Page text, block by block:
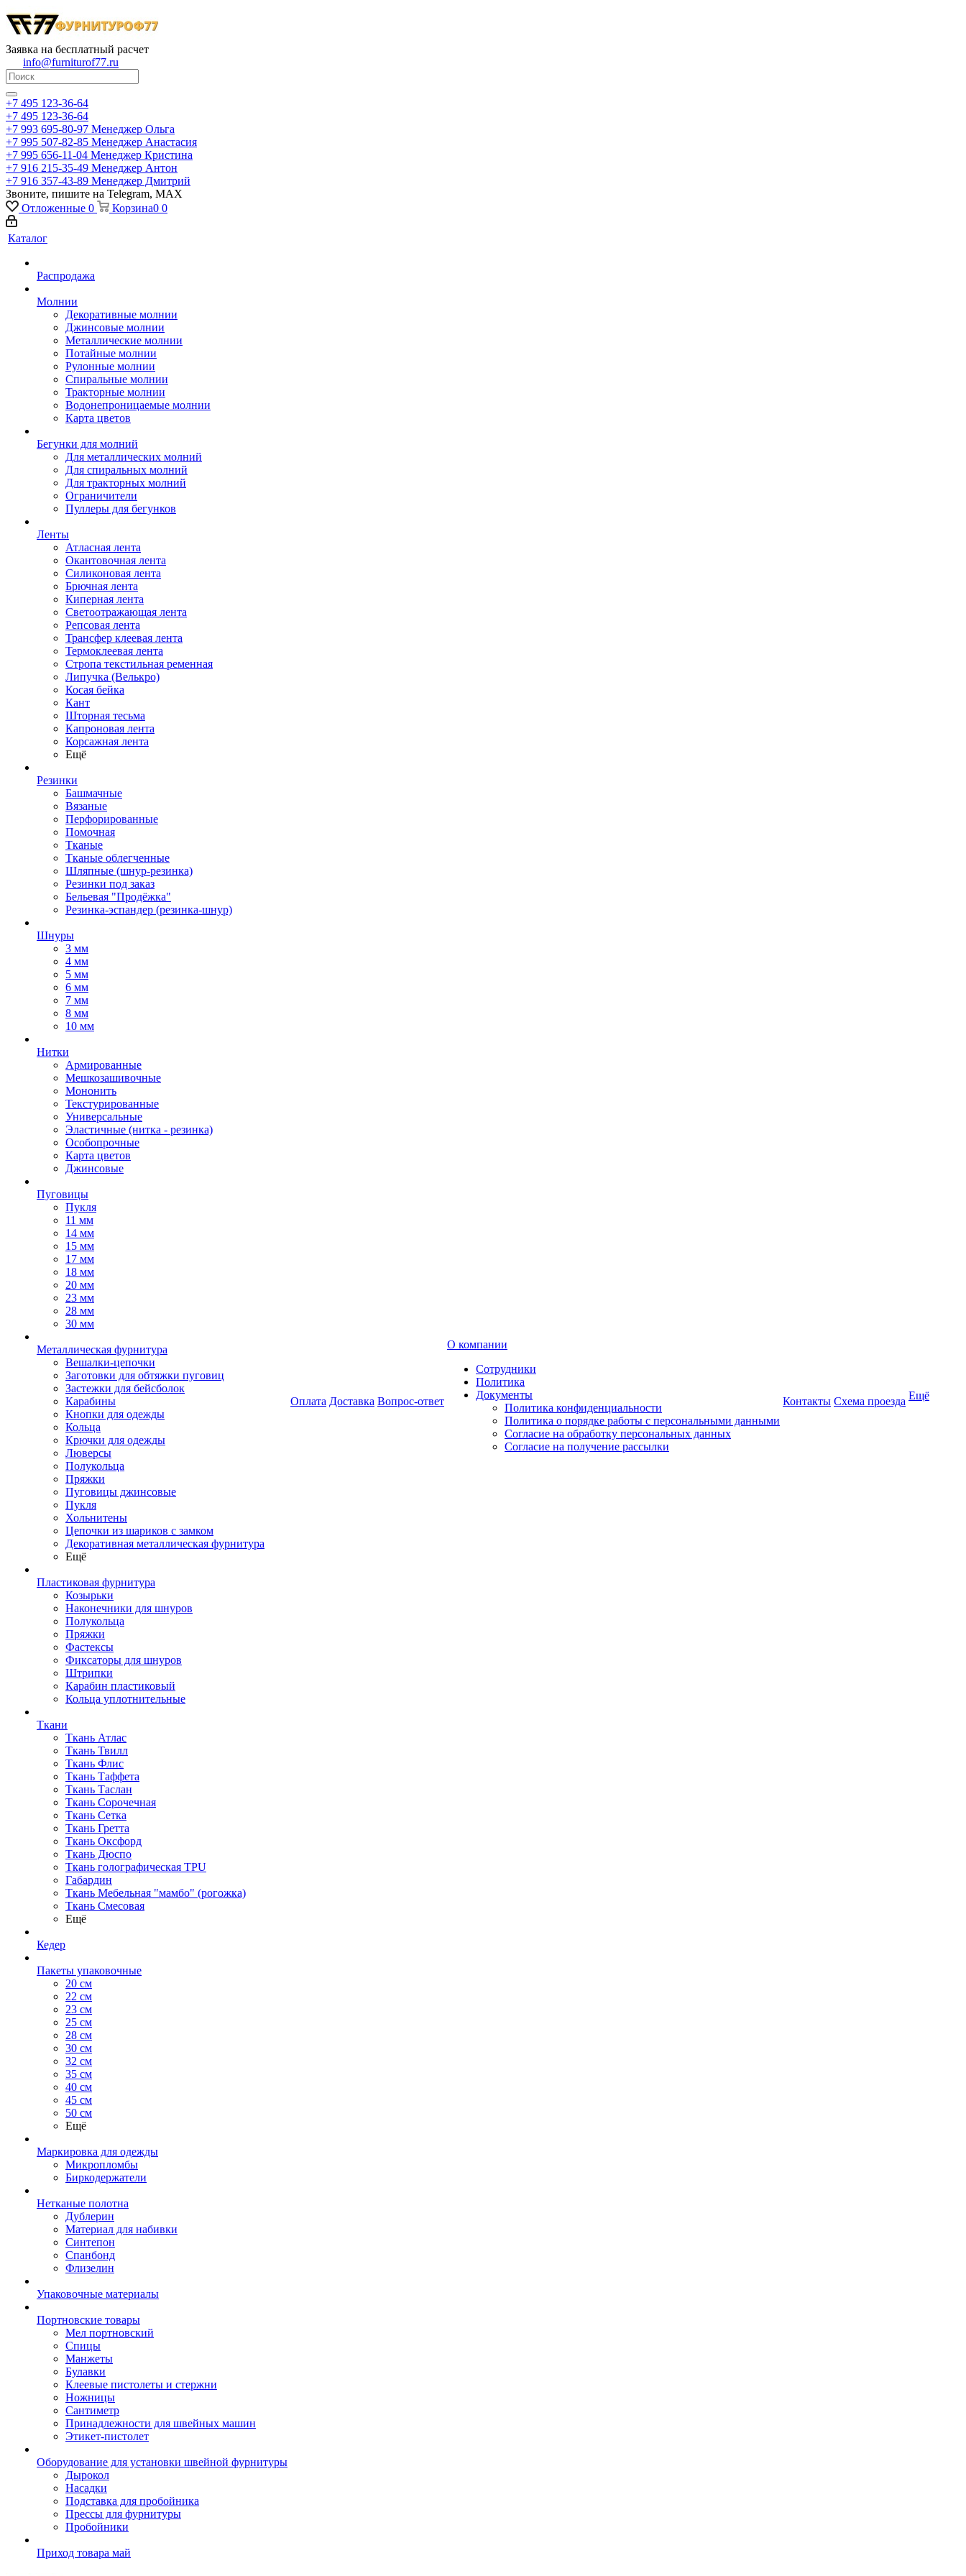
Заявка на бесплатный расчет
info@furniturof77.ru
+7 495 123-36-64
+7 495 123-36-64
+7 993 695-80-97 Менеджер Ольга
+7 995 507-82-85 Менеджер Анастасия
+7 995 656-11-04 Менеджер Кристина
+7 916 215-35-49 Менеджер Антон
+7 916 357-43-89 Менеджер Дмитрий
Звоните, пишите на Telegram, MAX
Отложенные 0 Корзина0 0
Каталог
Распродажа
Молнии
Декоративные молнии
Джинсовые молнии
Металлические молнии
Потайные молнии
Рулонные молнии
Спиральные молнии
Тракторные молнии
Водонепроницаемые молнии
Карта цветов
Бегунки для молний
Для металлических молний
Для спиральных молний
Для тракторных молний
Ограничители
Пуллеры для бегунков
Ленты
Атласная лента
Окантовочная лента
Силиконовая лента
Брючная лента
Киперная лента
Светоотражающая лента
Репсовая лента
Трансфер клеевая лента
Термоклеевая лента
Стропа текстильная ременная
Липучка (Велькро)
Косая бейка
Кант
Шторная тесьма
Капроновая лента
Корсажная лента
Ещё
Резинки
Башмачные
Вязаные
Перфорированные
Помочная
Тканые
Тканые облегченные
Шляпные (шнур-резинка)
Резинки под заказ
Бельевая "Продёжка"
Резинка-эспандер (резинка-шнур)
Шнуры
3 мм
4 мм
5 мм
6 мм
7 мм
8 мм
10 мм
Нитки
Армированные
Мешкозашивочные
Мононить
Текстурированные
Универсальные
Эластичные (нитка - резинка)
Особопрочные
Карта цветов
Джинсовые
Пуговицы
Пукля
11 мм
14 мм
15 мм
17 мм
18 мм
20 мм
23 мм
28 мм
30 мм
Металлическая фурнитура
Вешалки-цепочки
Заготовки для обтяжки пуговиц
Застежки для бейсболок
Карабины
Кнопки для одежды
Кольца
Крючки для одежды
Люверсы
Полукольца
Пряжки
Пуговицы джинсовые
Пукля
Хольнитены
Цепочки из шариков с замком
Декоративная металлическая фурнитура
Ещё
Пластиковая фурнитура
Козырьки
Наконечники для шнуров
Полукольца
Пряжки
Фастексы
Фиксаторы для шнуров
Штрипки
Карабин пластиковый
Кольца уплотнительные
Ткани
Ткань Атлас
Ткань Твилл
Ткань Флис
Ткань Таффета
Ткань Таслан
Ткань Сорочечная
Ткань Сетка
Ткань Гретта
Ткань Оксфорд
Ткань Дюспо
Ткань голографическая TPU
Габардин
Ткань Мебельная "мамбо" (рогожка)
Ткань Смесовая
Ещё
Кедер
Пакеты упаковочные
20 см
22 см
23 см
25 см
28 см
30 см
32 см
35 см
40 см
45 см
50 см
Ещё
Маркировка для одежды
Микропломбы
Биркодержатели
Нетканые полотна
Дублерин
Материал для набивки
Синтепон
Спанбонд
Флизелин
Упаковочные материалы
Портновские товары
Мел портновский
Спицы
Манжеты
Булавки
Клеевые пистолеты и стержни
Ножницы
Сантиметр
Принадлежности для швейных машин
Этикет-пистолет
Оборудование для установки швейной фурнитуры
Дырокол
Насадки
Подставка для пробойника
Прессы для фурнитуры
Пробойники
Приход товара май
Оплата Доставка Вопрос-ответ
О компании
Сотрудники
Политика
Документы
Политика конфиденциальности
Политика о порядке работы с персональными данными
Согласие на обработку персональных данных
Согласие на получение рассылки
Контакты Схема проезда Ещё